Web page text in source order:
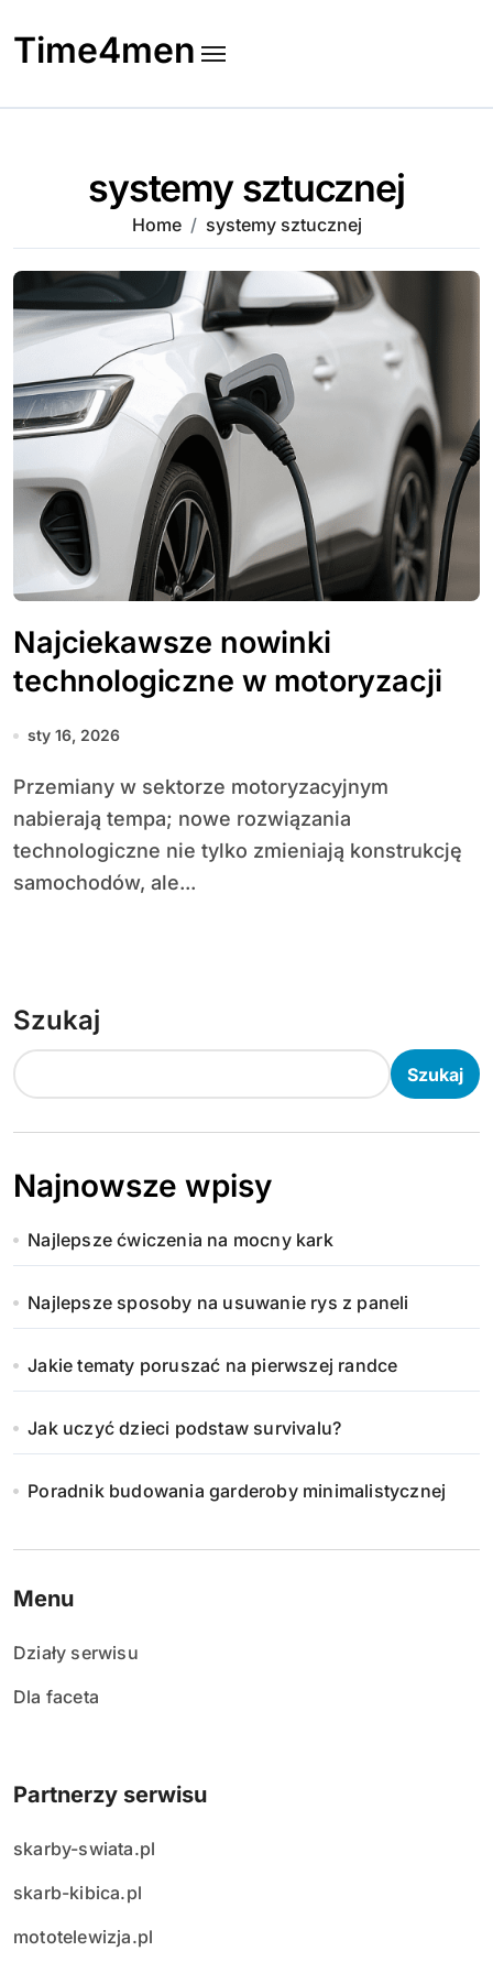
to
content
Time4men
systemy sztucznej
Home systemy sztucznej
Najciekawsze nowinki
technologiczne w motoryzacji
sty 16, 2026
Przemiany w sektorze motoryzacyjnym
nabierają tempa; nowe rozwiązania
technologiczne nie tylko zmieniają konstrukcję
samochodów, ale...
Szukaj
Szukaj
Najnowsze wpisy
Najlepsze ćwiczenia na mocny kark
Najlepsze sposoby na usuwanie rys z paneli
Jakie tematy poruszać na pierwszej randce
Jak uczyć dzieci podstaw survivalu?
Poradnik budowania garderoby minimalistycznej
Menu
Działy serwisu
Dla faceta
Partnerzy serwisu
skarby-swiata.pl
skarb-kibica.pl
mototelewizja.pl